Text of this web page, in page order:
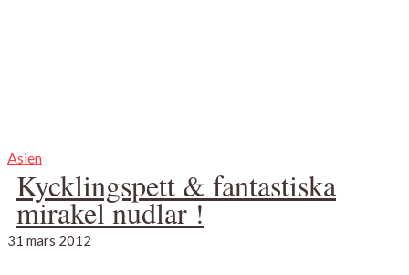
Asien
Kycklingspett & fantastiska
mirakel nudlar !
31 mars 2012